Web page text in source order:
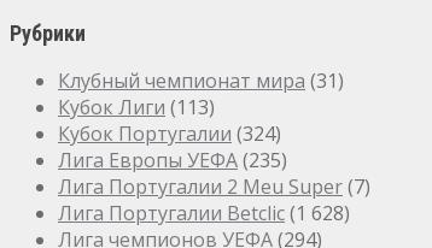
Рубрики
Клубный чемпионат мира (31)
Кубок Лиги (113)
Кубок Португалии (324)
Лига Европы УЕФА(235)
Лига Португалии 2 Meu Super(7)
Лига Португалии Betclic(1 628)
Лига чемпионов УЕФА(294)